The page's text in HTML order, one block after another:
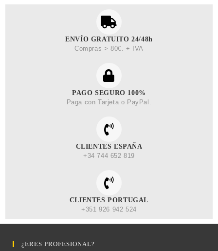
ENVÍO GRATUITO 24/48h
Compras > 80€. + IVA
PAGO SEGURO 100%
Paga con Tarjeta o PayPal.
CLIENTES ESPAÑA
+34 744 652 819
CLIENTES PORTUGAL
+351 926 942 524
¿ERES PROFESIONAL?